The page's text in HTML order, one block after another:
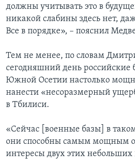
должны учитывать это в
никакой слабины здесь нет,
Все в порядке», – пояснил
Тем не менее, по словам
сегодняшний день российские
Южной Осетии настолько
нанести «несоразмерный
в Тбилиси.
«Сейчас [военные базы] в
они способны самым мощным
интересы двух этих небольших